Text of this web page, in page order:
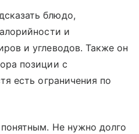
блюдо,
и
и углеводов. Также он
позиции с
есть ограничения по
Не нужно долго